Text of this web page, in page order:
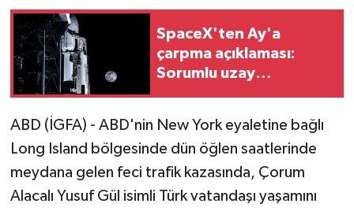
SpaceX'ten Ay'a
çarpma açıklaması:
Sorumlu uzay
ABD (İGFA) - ABD'nin New York eyaletine bağlı
Long Island bölgesinde dün öğlen saatlerinde
meydana gelen feci trafik kazasında, Çorum
Alacalı Yusuf Gül isimli Türk vatandaşı yaşamını